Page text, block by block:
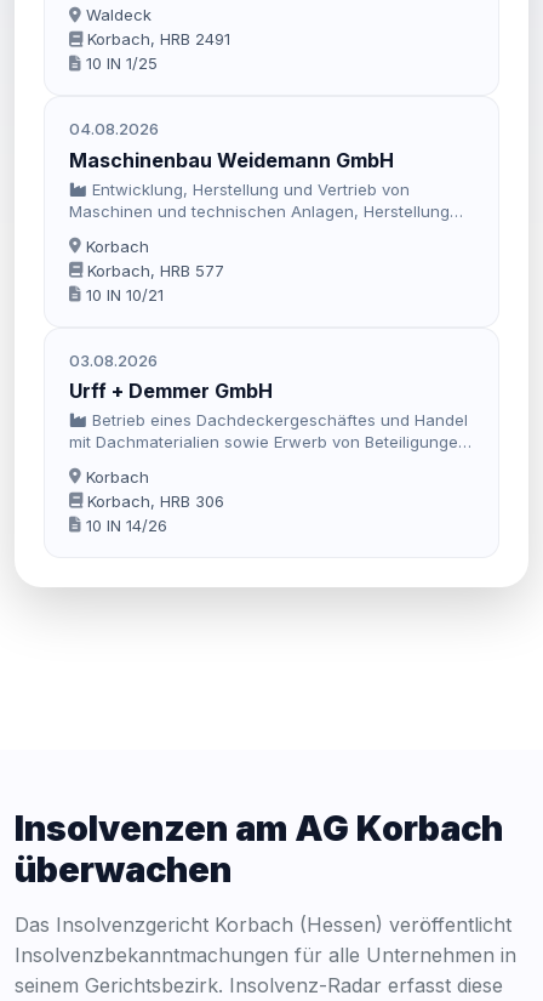
Waldeck
Korbach, HRB 2491
10 IN 1/25
04.08.2026
Maschinenbau Weidemann GmbH
Entwicklung, Herstellung und Vertrieb von
Maschinen und technischen Anlagen, Herstellung
und Vertrieb von Spritzgußteilen, sowie Erbringung
von Montagedienstleistungen.
Korbach
Korbach, HRB 577
10 IN 10/21
03.08.2026
Urff + Demmer GmbH
Betrieb eines Dachdeckergeschäftes und Handel
mit Dachmaterialien sowie Erwerb von Beteiligungen
gleichartiger Unternehmungen.
Korbach
Korbach, HRB 306
10 IN 14/26
Insolvenzen am AG Korbach
überwachen
Das Insolvenzgericht Korbach (Hessen) veröffentlicht
Insolvenzbekanntmachungen für alle Unternehmen in
seinem Gerichtsbezirk. Insolvenz-Radar erfasst diese